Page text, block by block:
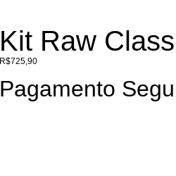
Kit Raw
R$725,90
Pagamento